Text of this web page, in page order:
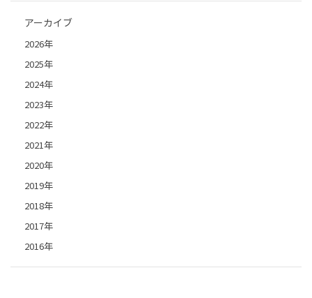
アーカイブ
2026年
2025年
2024年
2023年
2022年
2021年
2020年
2019年
2018年
2017年
2016年